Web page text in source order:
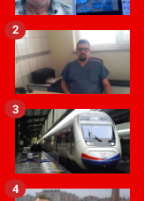
2
3
4